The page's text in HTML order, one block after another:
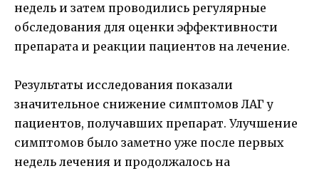
недель и затем проводились регулярные
обследования для оценки эффективности
препарата и реакции пациентов на лечение.
Результаты исследования показали
значительное снижение симптомов ЛАГ у
пациентов, получавших препарат. Улучшение
симптомов было заметно уже после первых
недель лечения и продолжалось на